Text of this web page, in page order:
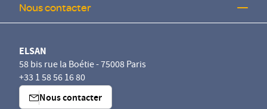
Nous contacter
ELSAN
58 bis rue la Boétie - 75008 Paris
+33 1 58 56 16 80
Nous contacter